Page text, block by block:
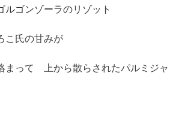
ゴンゾーラのリゾット
こ氏の甘みが
まって 上から散らされたパルミジャ